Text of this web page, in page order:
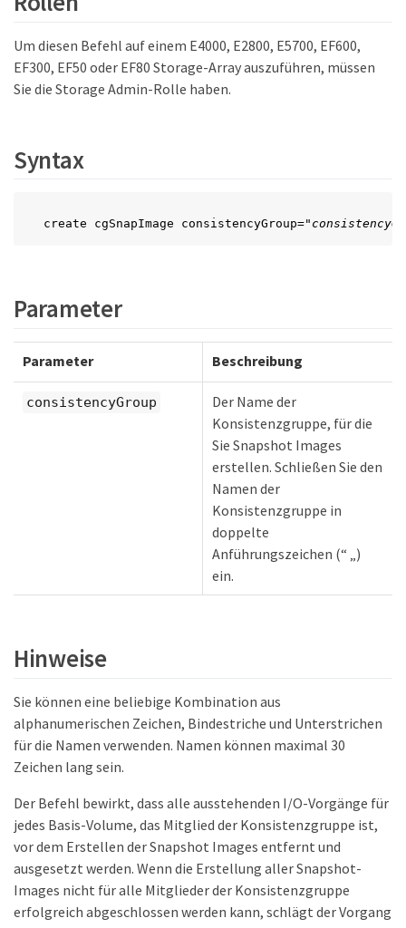
Um diesen Befehl auf einem E4000, E2800, E5700, EF600,
EF300, EF50 oder EF80 Storage-Array auszuführen, müssen
Sie die Storage Admin-Rolle haben.
Syntax
create cgSnapImage consistencyGroup=
Parameter
Parameter Beschreibung
consistencyGroup
Der Name der
Konsistenzgruppe, für die
Sie Snapshot Images
erstellen. Schließen Sie den
Namen der
Konsistenzgruppe in
doppelte
Anführungszeichen (“ „)
ein.
Hinweise
Sie können eine beliebige Kombination aus
alphanumerischen Zeichen, Bindestriche und Unterstrichen
für die Namen verwenden. Namen können maximal 30
Zeichen lang sein.
Der Befehl bewirkt, dass alle ausstehenden I/O-Vorgänge für
jedes Basis-Volume, das Mitglied der Konsistenzgruppe ist,
vor dem Erstellen der Snapshot Images entfernt und
ausgesetzt werden. Wenn die Erstellung aller Snapshot-
Images nicht für alle Mitglieder der Konsistenzgruppe
erfolgreich abgeschlossen werden kann, schlägt der Vorgang